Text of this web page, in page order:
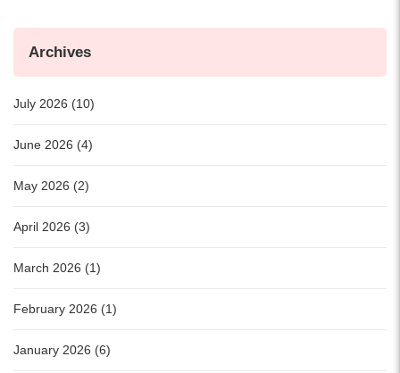
Archives
July 2026 (10)
June 2026 (4)
May 2026 (2)
April 2026 (3)
March 2026 (1)
February 2026 (1)
January 2026 (6)